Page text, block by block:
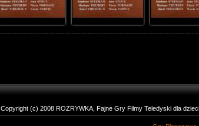
Copyright (c) 2008 ROZRYWKA, Fajne Gry Filmy Teledyski dla